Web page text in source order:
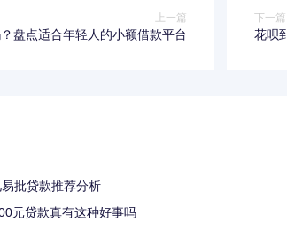
上一篇
盘点适合年轻人的小额借款平台
下一篇
花呗
批贷款推荐分析
元贷款真有这种好事吗